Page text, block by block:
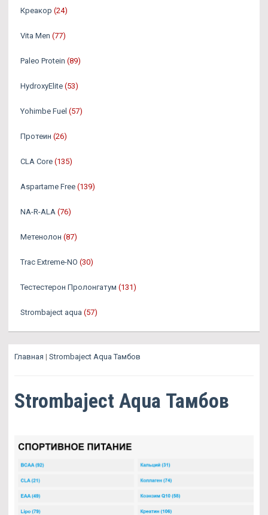
Креакор (24)
Vita Men (77)
Paleo Protein (89)
HydroxyElite (53)
Yohimbe Fuel (57)
Протеин (26)
CLA Core (135)
Aspartame Free (139)
NA-R-ALA (76)
Метенолон (87)
Trac Extreme-NO (30)
Тестестерон Пролонгатум (131)
Strombaject aqua (57)
Главная | Strombaject Aqua Тамбов
Strombaject Aqua Тамбов